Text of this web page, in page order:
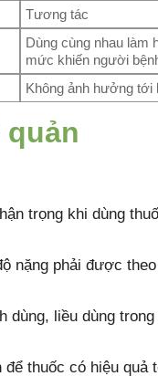
Tương tác
Dùng cùng nhau làm
mức khiến người
Không ảnh hưởng tới
trọng khi dùng
nặng phải được
dùng, liều dùng
thuốc có hiệu quả